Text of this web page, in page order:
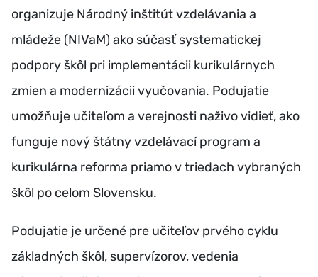
organizuje Národný inštitút vzdelávania a
mládeže (NIVaM) ako súčasť systematickej
podpory škôl pri implementácii kurikulárnych
zmien a modernizácii vyučovania. Podujatie
umožňuje učiteľom a verejnosti naživo vidieť, ako
funguje nový štátny vzdelávací program a
kurikulárna reforma priamo v triedach vybraných
škôl po celom Slovensku.
Podujatie je určené pre učiteľov prvého cyklu
základných škôl, supervízorov, vedenia